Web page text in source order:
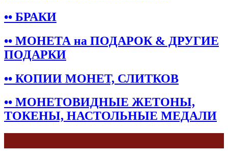
•• БРАКИ
•• МОНЕТА на ПОДАРОК & ДРУГИЕ
ПОДАРКИ
•• КОПИИ МОНЕТ, СЛИТКОВ
•• МОНЕТОВИДНЫЕ ЖЕТОНЫ,
ТОКЕНЫ, НАСТОЛЬНЫЕ МЕДАЛИ